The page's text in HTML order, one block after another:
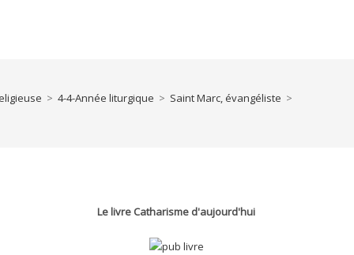
> 4-4-Année liturgique > Saint Marc, évangéliste >
Le livre Catharisme d'aujourd'hui